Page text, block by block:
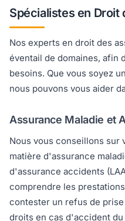
Spécialistes en Droit
Nos experts en droit des
éventail de domaines, afin
besoins. Que vous soyez
nous pouvons vous aider
Assurance Maladie et
Nous vous conseillons sur
matière d'assurance
d'assurance accidents
comprendre les
contester un refus de
droits en cas d'accident